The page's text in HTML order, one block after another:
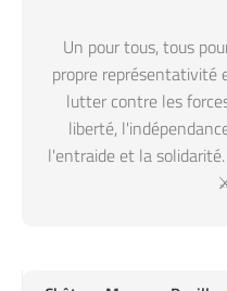
Un pour tous, tous
propre représentativité
lutter contre les
liberté,
l'entraide et la